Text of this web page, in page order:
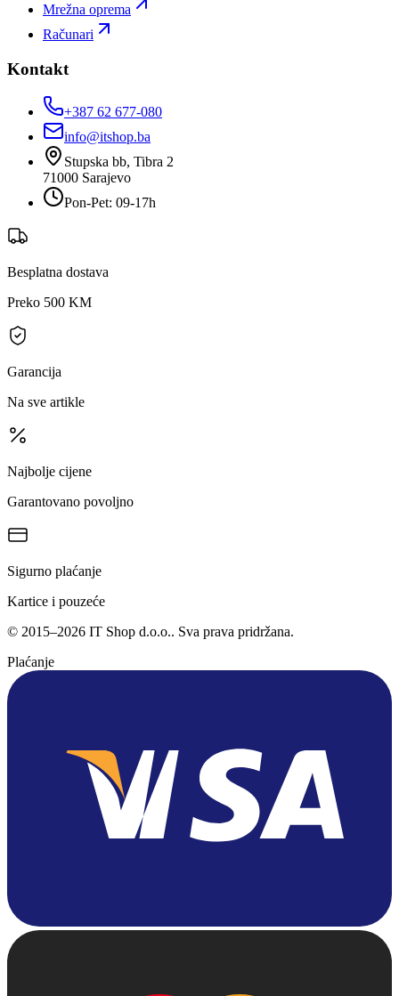
Mrežna oprema
Računari
Kontakt
+387 62 677-080
info@itshop.ba
Stupska bb, Tibra 2
71000 Sarajevo
Pon-Pet: 09-17h
Besplatna dostava
Preko 500 KM
Garancija
Na sve artikle
Najbolje cijene
Garantovano povoljno
Sigurno plaćanje
Kartice i pouzeće
© 2015–2026 IT Shop d.o.o.. Sva prava pridržana.
Plaćanje